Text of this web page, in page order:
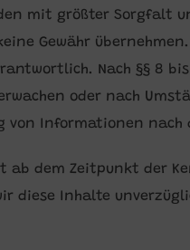
mit größter Sorgfalt
Gewähr
Nach §§ 8
oder nach
von Informationen
ab dem Zeitpunkt der
diese Inhalte